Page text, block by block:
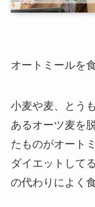
オートミールを
小麦や麦、とう
あるオーツ麦を
たものがオート
ダイエットして
の代わりによく